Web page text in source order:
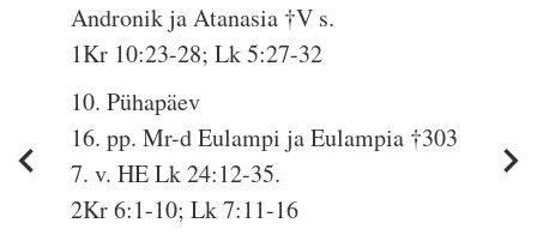
Andronik ja Atanasia †V s.
1Kr 10:23-28; Lk 5:27-32
10. Pühapäev
16. pp. Mr-d Eulampi ja Eulampia †303
7. v. HE Lk 24:12-35.
2Kr 6:1-10; Lk 7:11-16